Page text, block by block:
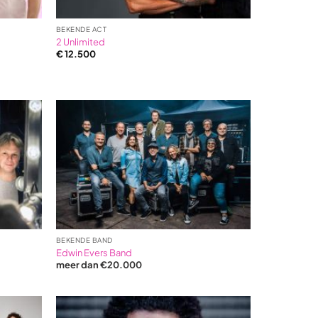
BEKENDE ACT
2 Unlimited
€12.500
BEKENDE BAND
Edwin Evers Band
meer dan €20.000